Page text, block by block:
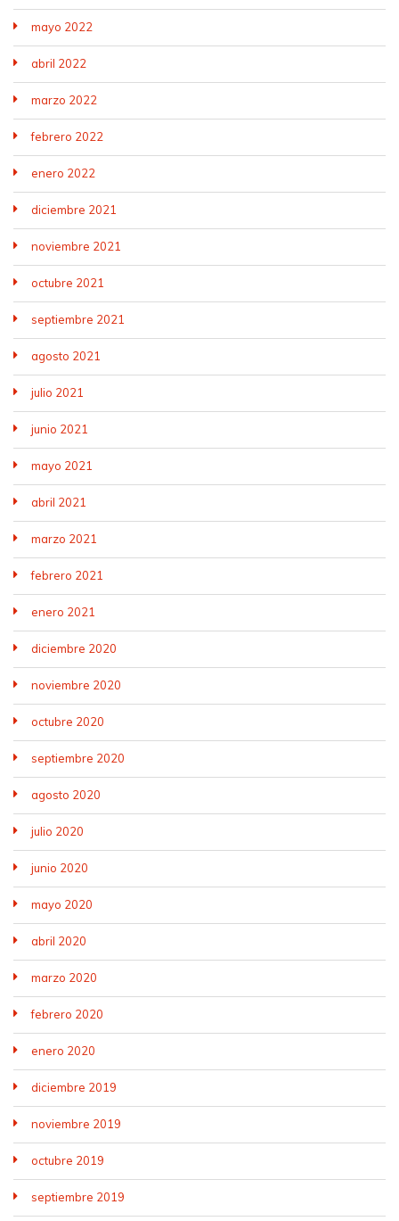
mayo 2022
abril 2022
marzo 2022
febrero 2022
enero 2022
diciembre 2021
noviembre 2021
octubre 2021
septiembre 2021
agosto 2021
julio 2021
junio 2021
mayo 2021
abril 2021
marzo 2021
febrero 2021
enero 2021
diciembre 2020
noviembre 2020
octubre 2020
septiembre 2020
agosto 2020
julio 2020
junio 2020
mayo 2020
abril 2020
marzo 2020
febrero 2020
enero 2020
diciembre 2019
noviembre 2019
octubre 2019
septiembre 2019